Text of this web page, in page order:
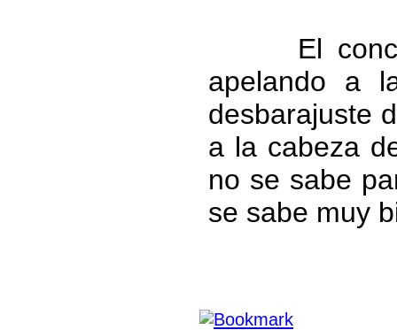
El
apelando a
desbarajuste
a la cabeza
no se sabe
se sabe muy